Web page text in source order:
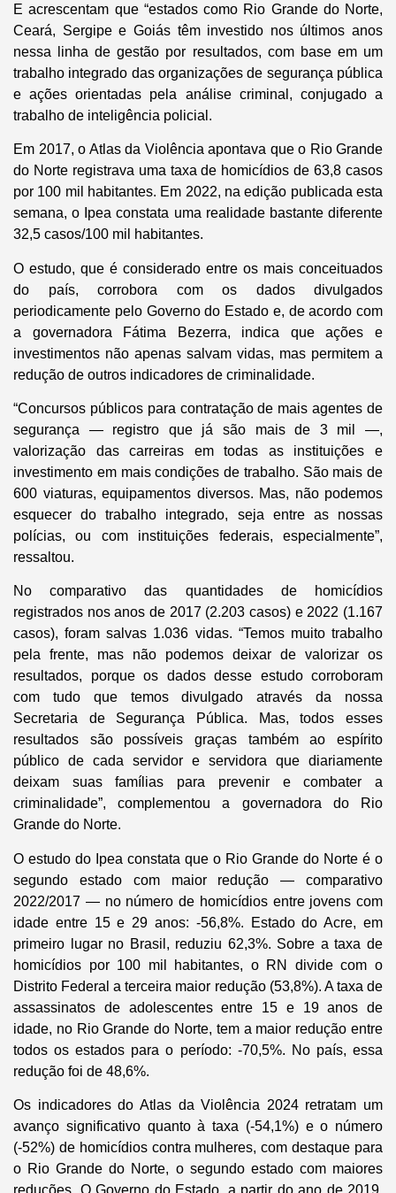
E acrescentam que “estados como Rio Grande do Norte,
Ceará, Sergipe e Goiás têm investido nos últimos anos
nessa linha de gestão por resultados, com base em um
trabalho integrado das organizações de segurança pública
e ações orientadas pela análise criminal, conjugado a
trabalho de inteligência policial.
Em 2017, o Atlas da Violência apontava que o Rio Grande
do Norte registrava uma taxa de homicídios de 63,8 casos
por 100 mil habitantes. Em 2022, na edição publicada esta
semana, o Ipea constata uma realidade bastante diferente
32,5 casos/100 mil habitantes.
O estudo, que é considerado entre os mais conceituados
do país, corrobora com os dados divulgados
periodicamente pelo Governo do Estado e, de acordo com
a governadora Fátima Bezerra, indica que ações e
investimentos não apenas salvam vidas, mas permitem a
redução de outros indicadores de criminalidade.
“Concursos públicos para contratação de mais agentes de
segurança — registro que já são mais de 3 mil —,
valorização das carreiras em todas as instituições e
investimento em mais condições de trabalho. São mais de
600 viaturas, equipamentos diversos. Mas, não podemos
esquecer do trabalho integrado, seja entre as nossas
polícias, ou com instituições federais, especialmente”,
ressaltou.
No comparativo das quantidades de homicídios
registrados nos anos de 2017 (2.203 casos) e 2022 (1.167
casos), foram salvas 1.036 vidas. “Temos muito trabalho
pela frente, mas não podemos deixar de valorizar os
resultados, porque os dados desse estudo corroboram
com tudo que temos divulgado através da nossa
Secretaria de Segurança Pública. Mas, todos esses
resultados são possíveis graças também ao espírito
público de cada servidor e servidora que diariamente
deixam suas famílias para prevenir e combater a
criminalidade”, complementou a governadora do Rio
Grande do Norte.
O estudo do Ipea constata que o Rio Grande do Norte é o
segundo estado com maior redução — comparativo
2022/2017 — no número de homicídios entre jovens com
idade entre 15 e 29 anos: -56,8%. Estado do Acre, em
primeiro lugar no Brasil, reduziu 62,3%. Sobre a taxa de
homicídios por 100 mil habitantes, o RN divide com o
Distrito Federal a terceira maior redução (53,8%). A taxa de
assassinatos de adolescentes entre 15 e 19 anos de
idade, no Rio Grande do Norte, tem a maior redução entre
todos os estados para o período: -70,5%. No país, essa
redução foi de 48,6%.
Os indicadores do Atlas da Violência 2024 retratam um
avanço significativo quanto à taxa (-54,1%) e o número
(-52%) de homicídios contra mulheres, com destaque para
o Rio Grande do Norte, o segundo estado com maiores
reduções. O Governo do Estado, a partir do ano de 2019,